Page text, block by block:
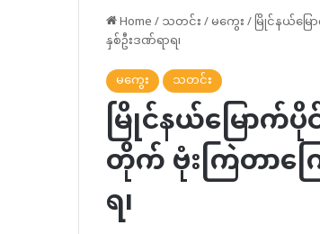
Home/သတင်း/မကွေး/မြိုင်နယ်မ
နှစ်ဦးဒဏ်ရာရ၊
မကွေး
သတင်း
မြိုင်နယ်မြော
တိုက် ဗုံးကြဲတာက
ရ၊